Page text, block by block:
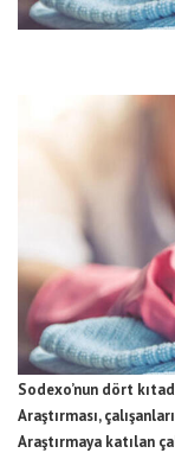
Sodexo’nun dört
Araştırması,
Araştırmaya katılan